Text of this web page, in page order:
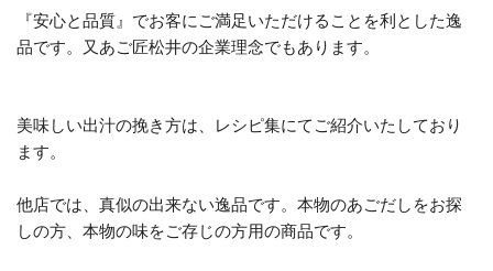
『安心と品質』でお客にご満足いただけることを利とした逸
品です。又あご匠松井の企業理念でもあります。
美味しい出汁の挽き方は、レシピ集にてご紹介いたしており
ます。
他店では、真似の出来ない逸品です。本物のあごだしをお探
しの方、本物の味をご存じの方用の商品です。